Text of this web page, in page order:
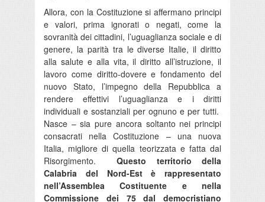
Allora, con la Costituzione si affermano principi
e valori, prima ignorati o negati, come la
sovranità dei cittadini, l’uguaglianza sociale e di
genere, la parità tra le diverse Italie, il diritto
alla salute e alla vita, il diritto all’istruzione, il
lavoro come diritto-dovere e fondamento del
nuovo Stato, l’impegno della Repubblica a
rendere effettivi l’uguaglianza e i diritti
individuali e sostanziali per ognuno e per tutti.
Nasce – sia pure ancora soltanto nei principi
consacrati nella Costituzione – una nuova
Italia, migliore di quella teorizzata e fatta dal
Risorgimento. Questo territorio della
Calabria del Nord-Est è rappresentato
nell’Assemblea Costituente e nella
Commissione dei 75 dal democristiano